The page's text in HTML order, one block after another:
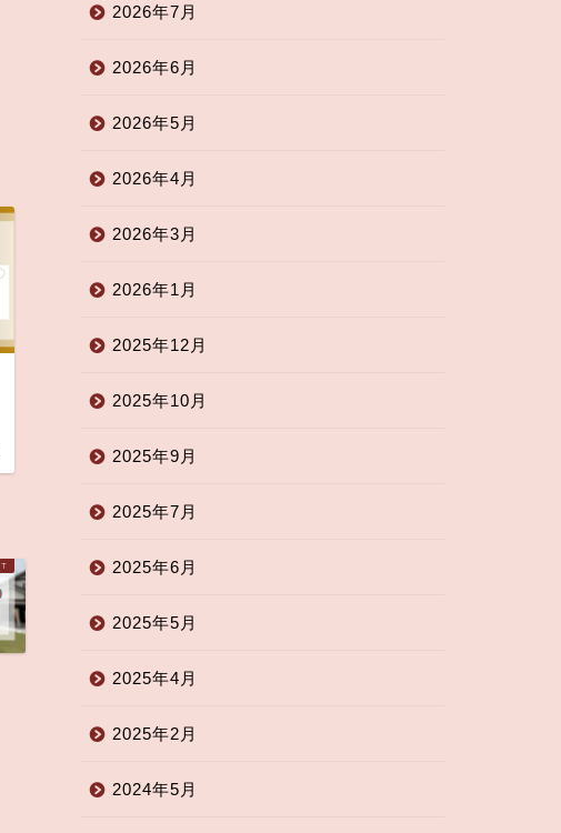
イベントのご案内
みのワンみにランタン。ワンち
2026年7月
2026年6月
2026年5月
2026年4月
2026年3月
2026年1月
2025年12月
2025年10月
2025年9月
2025年7月
2025年6月
2025年5月
2025年4月
2025年2月
2024年5月